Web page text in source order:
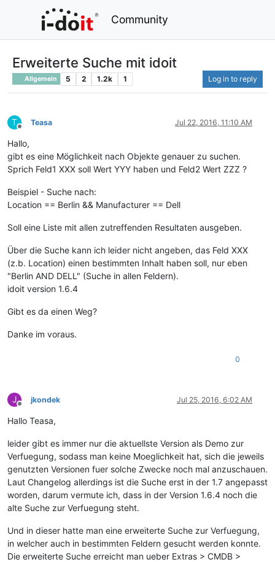
Community
Erweiterte Suche mit idoit
Allgemein 5 2 1.2k 1 Log in to reply
T
Offline
Teasa Jul 22, 2016, 11:10 AM
Hallo,
gibt es eine Möglichkeit nach Objekte genauer zu suchen.
Sprich Feld1 XXX soll Wert YYY haben und Feld2 Wert ZZZ ?
Beispiel - Suche nach:
Location == Berlin && Manufacturer == Dell
Soll eine Liste mit allen zutreffenden Resultaten ausgeben.
Über die Suche kann ich leider nicht angeben, das Feld XXX
(z.b. Location) einen bestimmten Inhalt haben soll, nur eben
"Berlin AND DELL" (Suche in allen Feldern).
idoit version 1.6.4
Gibt es da einen Weg?
Danke im voraus.
0
J
Offline
jkondek Jul 25, 2016, 6:02 AM
Hallo Teasa,
leider gibt es immer nur die aktuellste Version als Demo zur
Verfuegung, sodass man keine Moeglichkeit hat, sich die jeweils
genutzten Versionen fuer solche Zwecke noch mal anzuschauen.
Laut Changelog allerdings ist die Suche erst in der 1.7 angepasst
worden, darum vermute ich, dass in der Version 1.6.4 noch die
alte Suche zur Verfuegung steht.
Und in dieser hatte man eine erweiterte Suche zur Verfuegung,
in welcher auch in bestimmten Feldern gesucht werden konnte.
Die erweiterte Suche erreicht man ueber Extras > CMDB >